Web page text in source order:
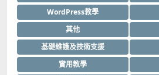
WordPress教學
其他
基礎維護及技術支援
實用教學